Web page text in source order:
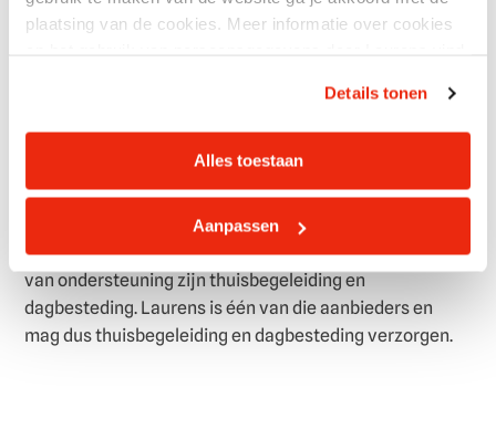
plaatsing van de cookies. Meer informatie over cookies
Details tonen
Alles toestaan
Aanpassen
CAK regelt de eigen bijdragen voorWet langdurige zorg
(Wlz). En het brengt eventueel eigen bijdrage in
een zorgaanbieder kiezen. De gemeente Rotterdam en
de gemeente Lansingerland hebben met een aantal
zorgaanbieders in Rotterdam afspraken gemaakt over
welke ondersteuning zij mogen leveren. Voorbeelden
van ondersteuning zijn thuisbegeleiding en
dagbesteding. Laurens is één van die aanbieders en
mag dus thuisbegeleiding en dagbesteding verzorgen.